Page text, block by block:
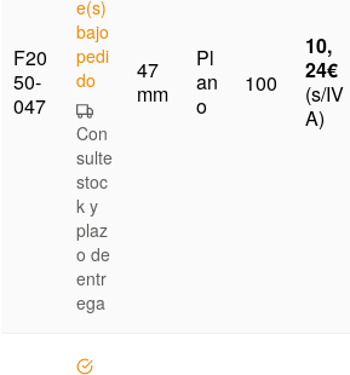
F20
50-
047
e(s)
bajo
pedi
do
Con
sulte
stoc
k y
plaz
o de
entr
ega
47
mm
Pl
an
o
100
10,
24€
(s/IV
A)